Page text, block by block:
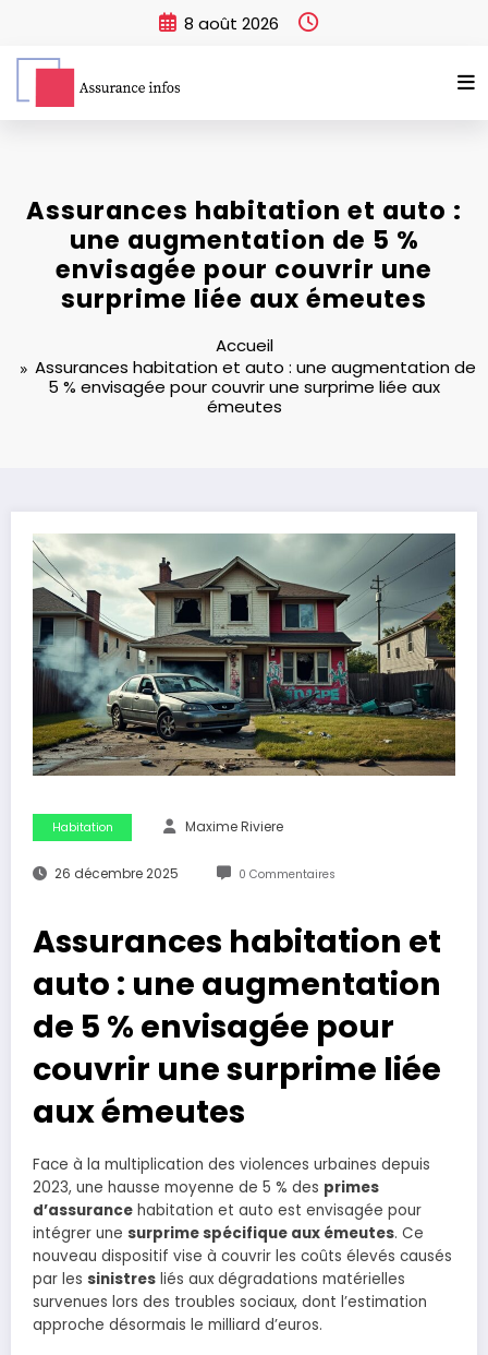
8 août 2026
Assurances habitation et auto :
une augmentation de 5 %
envisagée pour couvrir une
surprime liée aux émeutes
Accueil
Assurances habitation et auto : une augmentation de
5 % envisagée pour couvrir une surprime liée aux
émeutes
Habitation Maxime Riviere
26 décembre 2025 0 Commentaires
Assurances habitation et
auto : une augmentation
de 5 % envisagée pour
couvrir une surprime liée
aux émeutes
Face à la multiplication des violences urbaines depuis
2023, une hausse moyenne de 5 % des primes
d’assurance habitation et auto est envisagée pour
intégrer une surprime spécifique aux émeutes. Ce
nouveau dispositif vise à couvrir les coûts élevés causés
par les sinistres liés aux dégradations matérielles
survenues lors des troubles sociaux, dont l’estimation
approche désormais le milliard d’euros.